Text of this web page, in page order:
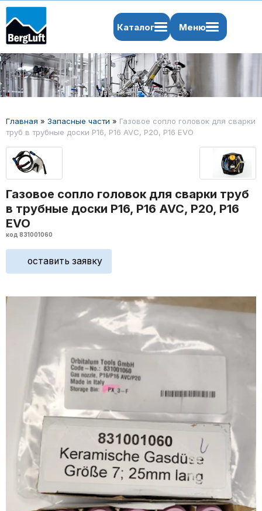
Каталог Меню
Главная » Запасные части » Газовое сопло головок для сварки
труб в трубные доски P16, P16 AVC, P20, P16 EVO
Газовое сопло головок для сварки труб
в трубные доски P16, P16 AVC, P20, P16
EVO
код 831001060
оставить заявку